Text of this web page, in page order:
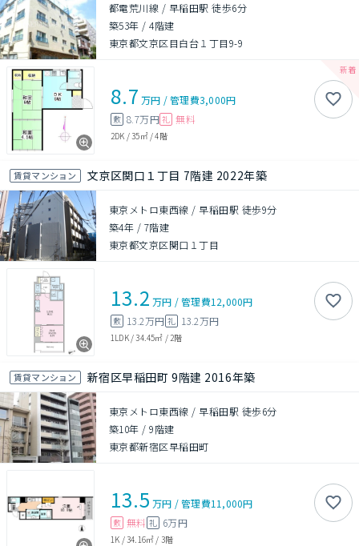
都電荒川線 / 早稲田駅 徒歩6分
築53年 /4階建
東京都文京区目白台１丁目9-9
8.7 万円 /管理費3,000円
敷 8.7万円 礼 無料
2DK /35㎡/4階
賃貸マンション 文京区関口１丁目 7階建 2022年築
東京メトロ東西線 / 早稲田駅 徒歩9分
築4年 / 7階建
東京都文京区関口１丁目
13.2 万円 /管理費12,000円
敷 13.2万円 礼 13.2万円
1LDK/34.45㎡ / 2階
賃貸マンション 新宿区早稲田町 9階建 2016年築
東京メトロ東西線 / 早稲田駅 徒歩6分
築10年 /9階建
東京都新宿区早稲田町
13.5 万円 /管理費11,000円
敷 無料 礼 6万円
1K /34.16㎡ / 3階